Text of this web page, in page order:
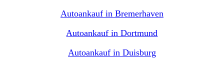
Autoankauf in Bremerhaven
Autoankauf in Dortmund
Autoankauf in Duisburg